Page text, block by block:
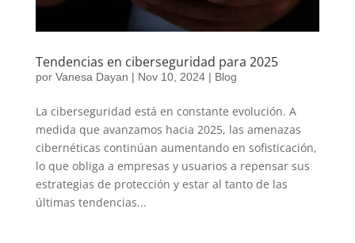
Tendencias en ciberseguridad para 2025
por Vanesa Dayan | Nov 10, 2024| Blog
La ciberseguridad está en constante evolución. A
medida que avanzamos hacia 2025, las amenazas
cibernéticas continúan aumentando en sofisticación,
lo que obliga a empresas y usuarios a repensar sus
estrategias de protección y estar al tanto de las
últimas tendencias...